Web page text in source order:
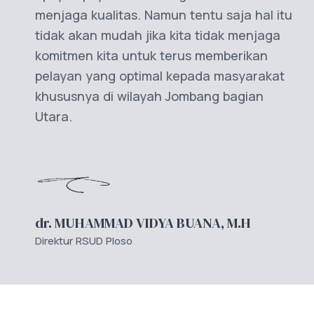
menjaga kualitas. Namun tentu saja hal itu
tidak akan mudah jika kita tidak menjaga
komitmen kita untuk terus memberikan
pelayan yang optimal kepada masyarakat
khususnya di wilayah Jombang bagian
Utara.
dr. MUHAMMAD VIDYA BUANA, M.H
Direktur RSUD Ploso